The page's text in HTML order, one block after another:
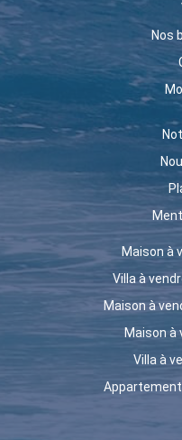
Nos
Maison à
Villa à
Maison à
Maison à
Villa à
Appartement